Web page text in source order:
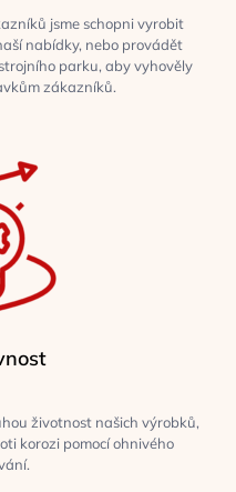
jsme schopni vyrobit
nabídky, nebo provádět
parku, aby vyhověly
zákazníků.
životnost našich výrobků,
korozi pomocí ohnivého